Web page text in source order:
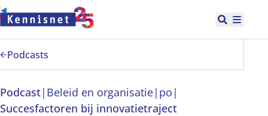
Doorgaan naar hoofdinhoud
Open
Podcasts
Podcast| Beleid en organisatie| po |
Succesfactoren bij innovatietraject